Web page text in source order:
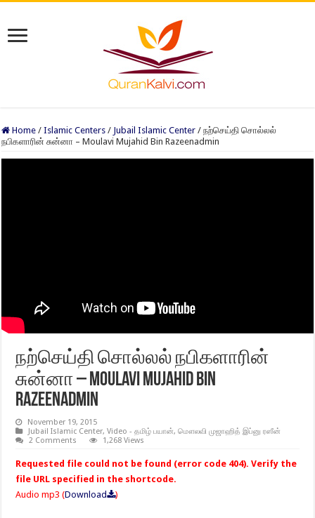
Home / Islamic Centers / Jubail Islamic Center / நற்செய்தி சொல்லல்
நபிகளாரின் சுன்னா – Moulavi Mujahid Bin Razeenadmin
நற்செய்தி சொல்லல் நபிகளாரின்
சுன்னா – Moulavi Mujahid Bin
Razeenadmin
November 19, 2015
Jubail Islamic Center,Video - தமிழ் பயான்,மௌலவி முஜாஹித் இப்னு ரஸீன்
2 Comments
1,268 Views
Requested file could not be found (error code 404). Verify the
file URL specified in the shortcode.
Audio mp3 (Download )